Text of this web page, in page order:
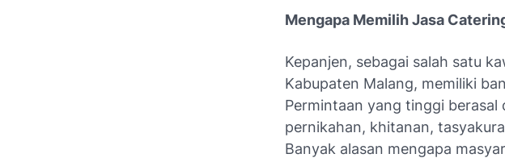
Mengapa Memilih Jasa
Kepanjen, sebagai salah satu
Kabupaten Malang, memiliki
Permintaan yang tinggi
pernikahan, khitanan,
Banyak alasan mengapa